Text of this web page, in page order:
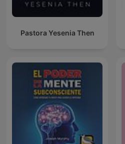
Pastora Yesenia Then